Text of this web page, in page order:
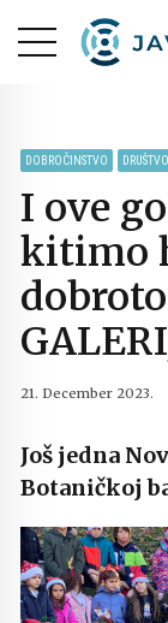
DOBROČINSTVO DRUŠTVO
I ove
kitimo
21. December 2023.
Još jedna
Botaničkoj